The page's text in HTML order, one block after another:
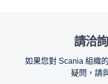
請洽
如果您對 Scania 組織
疑問，請